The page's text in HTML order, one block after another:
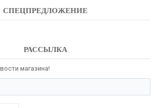
СПЕЦПРЕДЛОЖЕНИЕ
РАССЫЛКА
магазина!